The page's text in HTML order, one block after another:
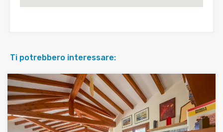
Ti potrebbero interessare: